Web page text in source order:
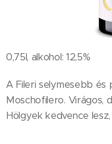
0,75l, alkohol: 12,5%
A Fileri selymesebb és
Moschofilero. Virágos,
Hölgyek kedvence